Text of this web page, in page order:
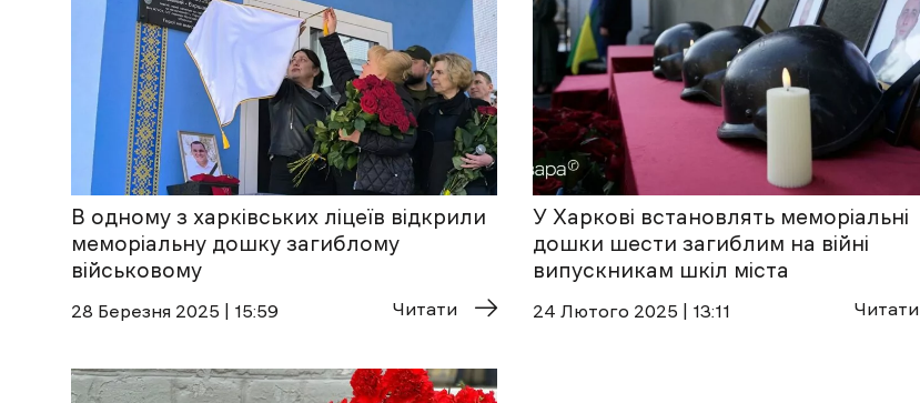
В одному з харківських ліцеїв відкрили
меморіальну дошку загиблому
військовому
28 Березня 2025 | 15:59 Читати
У Харкові встановлять меморіальні
дошки шести загиблим на війні
випускникам шкіл міста
24 Лютого 2025 | 13:11 Читати